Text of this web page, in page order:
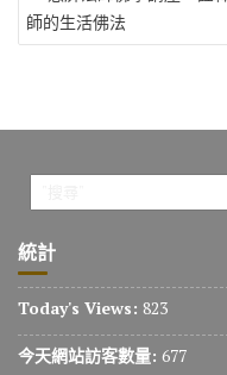
章
導
師的生活佛法
統計
Today's Views: 823
今天網站訪客數量: 677